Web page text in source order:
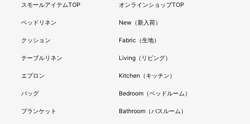
スモールアイテムTOP
ベッドリネン
クッション
テーブルリネン
エプロン
バッグ
ブランケット
オンラインショップTOP
New（新入荷）
Fabric（生地）
Living（リビング）
Kitchen（キッチン）
Bedroom（ベッドルーム）
Bathroom（バスルーム）